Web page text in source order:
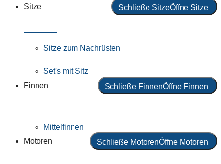
Sitze
Schließe SitzeÖffne Sitze
Sitze zum Nachrüsten
Set's mit Sitz
Finnen
Schließe FinnenÖffne Finnen
Mittelfinnen
Motoren
Schließe MotorenÖffne Motoren